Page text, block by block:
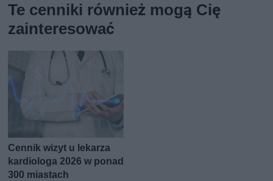
Te cenniki również mogą Cię
zainteresować
Cennik wizyt u lekarza
kardiologa 2026 w ponad
300 miastach